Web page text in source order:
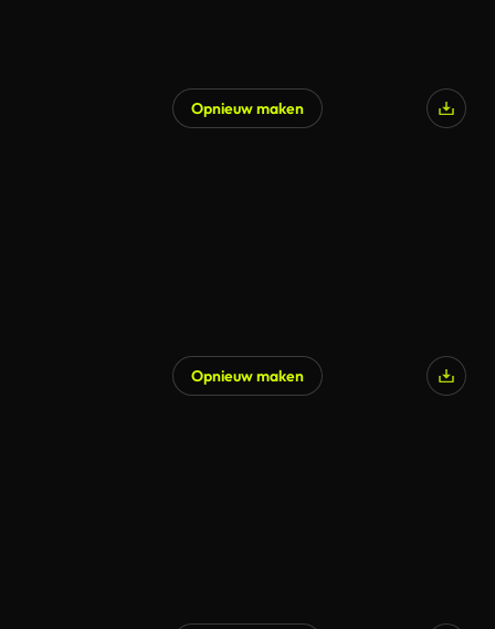
Opnieuw maken
Opnieuw maken